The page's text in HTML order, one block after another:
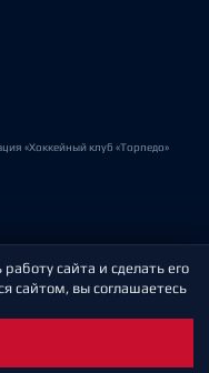
«Хоккейный клуб «Торпедо»
сайта и сделать его
сайтом, вы соглашаетесь